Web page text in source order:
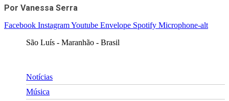
Por Vanessa Serra
Facebook InstagramYoutube Envelope Spotify Microphone-alt
São Luís - Maranhão - Brasil
Notícias
Música